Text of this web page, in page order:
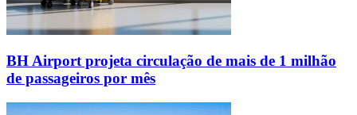
BH Airport projeta circulação de mais de 1 milhão
de passageiros por mês